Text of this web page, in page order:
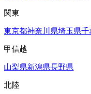
関東
東京都神奈川県埼玉県千
甲信越
山梨県新潟県長野県
北陸